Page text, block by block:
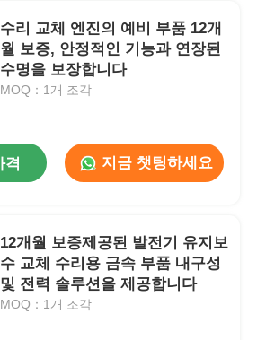
수리 교체 엔진의 예비 부품 12개
월 보증, 안정적인 기능과 연장된
수명을 보장합니다
MOQ：1개 조각
격 지금 챗팅하세요
12개월 보증제공된 발전기 유지보
수 교체 수리용 금속 부품 내구성
및 전력 솔루션을 제공합니다
MOQ：1개 조각